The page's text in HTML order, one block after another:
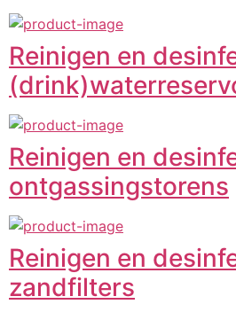
Reinigen en
Reinigen en
ontgassingstorens
Reinigen en
zandfilters